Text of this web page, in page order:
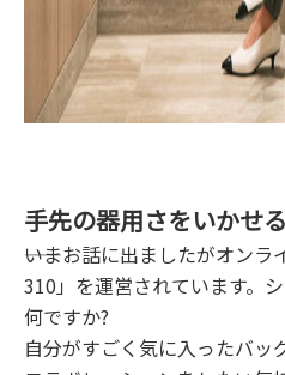
手先の器用さをいかせ
――いまお話に出ましたがオン
310」を運営されています。
何ですか?
自分がすごく気に入ったバッ